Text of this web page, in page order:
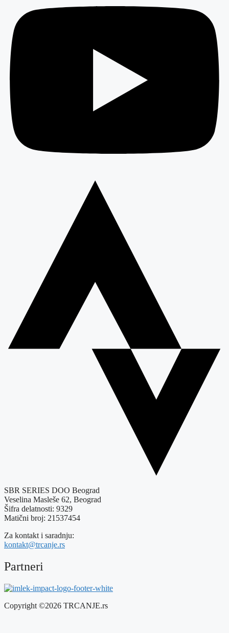
SBR SERIES DOO Beograd
Veselina Masleše 62, Beograd
Šifra delatnosti: 9329
Matični broj: 21537454
Za kontakt i saradnju:
kontakt@trcanje.rs
Partneri
Copyright ©2026 TRCANJE.rs